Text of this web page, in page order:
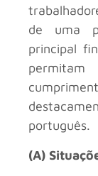
de uma
principal
português.
(A)